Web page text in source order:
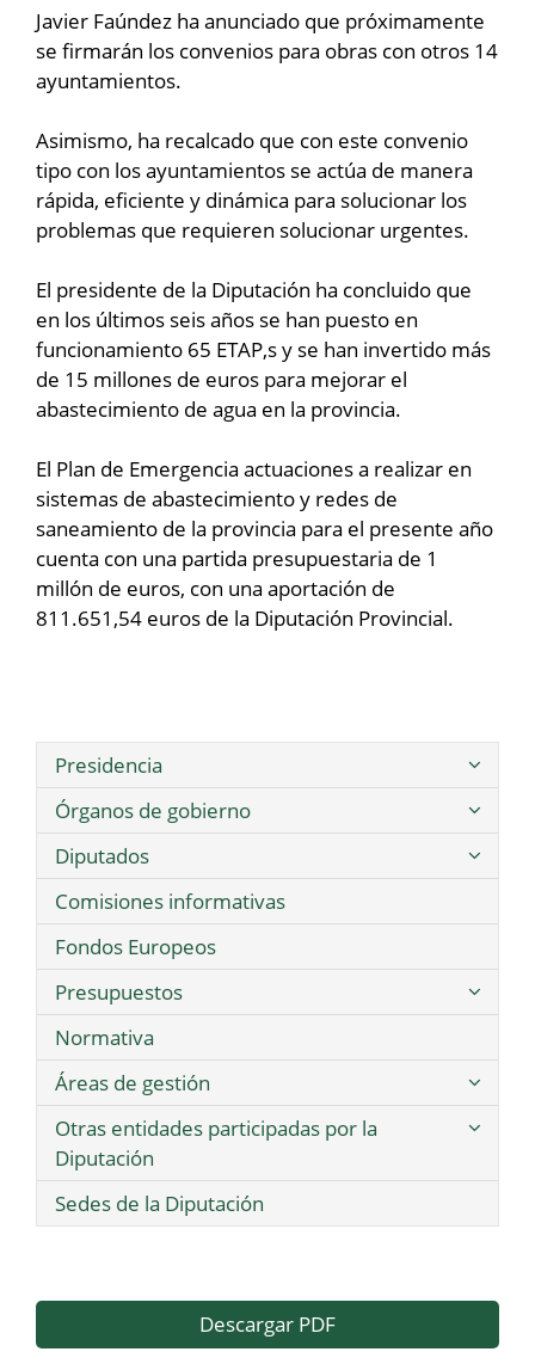
Javier Faúndez ha anunciado que próximamente
se firmarán los convenios para obras con otros 14
ayuntamientos.
Asimismo, ha recalcado que con este convenio
tipo con los ayuntamientos se actúa de manera
rápida, eficiente y dinámica para solucionar los
problemas que requieren solucionar urgentes.
El presidente de la Diputación ha concluido que
en los últimos seis años se han puesto en
funcionamiento 65 ETAP,s y se han invertido más
de 15 millones de euros para mejorar el
abastecimiento de agua en la provincia.
El Plan de Emergencia actuaciones a realizar en
sistemas de abastecimiento y redes de
saneamiento de la provincia para el presente año
cuenta con una partida presupuestaria de 1
millón de euros, con una aportación de
811.651,54 euros de la Diputación Provincial.
Presidencia
Órganos de gobierno
Diputados
Comisiones informativas
Fondos Europeos
Presupuestos
Normativa
Áreas de gestión
Otras entidades participadas por la
Diputación
Sedes de la Diputación
Descargar PDF